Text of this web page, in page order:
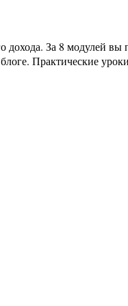
Практические